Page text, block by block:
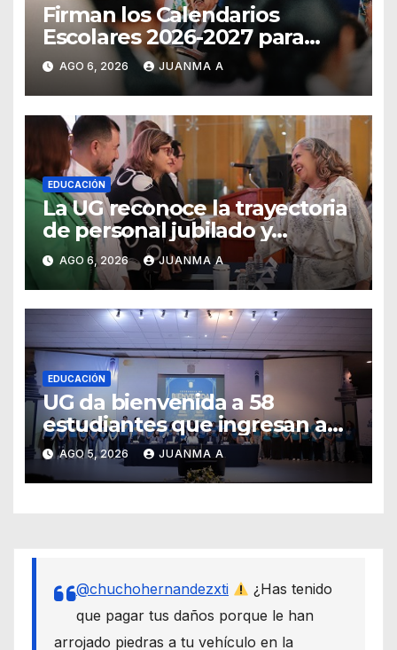
Firman los Calendarios
Escolares 2026-2027 para
Guanajuato
AGO 6, 2026 JUANMA A
EDUCACIÓN
La UG reconoce la trayectoria
de personal jubilado y
agradece su legado
AGO 6, 2026 JUANMA A
EDUCACIÓN
UG da bienvenida a 58
estudiantes que ingresan a
través de los programas de
equidad
AGO 5, 2026 JUANMA A
@chuchohernandezxti
¿Has tenido
que pagar tus daños porque le han
arrojado piedras a tu vehículo en la